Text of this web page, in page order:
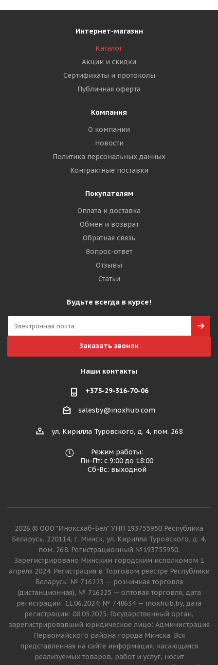
Интернет-магазин
Каталог
Акции и скидки
Сертификаты и протоколы
Публичная оферта
Компания
О компании
Новости
Политика персональных данных
Контрактные поставки
Покупателям
Оплата и доставка
Обмен и возврат
Обратная связь
Вопрос-ответ
Отзывы
Статьи
Будьте всегда в курсе!
Заказать звонок
Наши контакты
+375-29-316-70-06
salesby@inoxhub.com
ул. Кирилла Туровского, д. 4, пом. 268
Режим работы:
Пн-Пт: с 9:00 до 18:00
Сб-Вс: выходной
2026 © ООО "Иноксхаб-Бел" УНП 193755950 Республика
Беларусь, 220114, г. Минск, ул. Кирилла Туровского, д. 4,
пом. 268. Регистрационный №193755950.
Зарегистрировано Минским городским исполкомом 1
апреля 2024. Регистрация в Торговом реестре Республики
Беларусь: № 716223 — розничная торговля
(дистанционная), № 716225 — оптовая торговля, дата
регистрации: 11.06.2024; № 748634 — inoxhub.by, дата
регистрации: 08.05.2025. Государственный орган,
зарегистрировавший юридическое лицо: Администрация
Первомайского района города Минска. Вся
представленная на сайте информация, касающаяся
реализуемых товаров, работ и услуг, носит